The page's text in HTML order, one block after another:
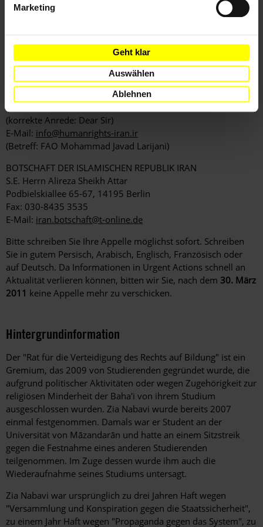
Marketing
Geht klar
Auswählen
Ablehnen
KOPIEN AN
Mohammad Javad Larijani
High Council for Human Rights
[C/o] Office of the Head of the Judiciary
Pasteur St., Vali Asr Ave., south of Serah-e Jomhouri,
IRAN
(korrekte Anrede: Dear Sir)
E-Mail: info@humanrights-iran.ir
(Betreff: FAO Mohammad Javad Larijani)
BOTSCHAFT DER ISLAMISCHEN REPUBLIK IRAN
S.E. Herrn Alireza Sheikh Attar
Podbielskiallee 65-67, 14195 Berlin
Fax: 030-8435 3535
E-Mail: iran.botschaft@t-online.de
Bitte schreiben Sie Ihre Appelle möglichst sofort. Schreiben
Sie in gutem Persisch, Arabisch, Englisch, Französisch oder
auf Deutsch. Da Informationen in Urgent Actions schnell an
Aktualität verlieren können, bitten wir Sie, nach dem 30. März
2011 keine Appelle mehr zu verschicken.
Hintergrundinformation
Hintergrund
Der "Rat für die Verteidigung des Rechts auf Bildung" ist ein
Gremium, das 2009 von Studierenden gegründet wurde, die
aufgrund politischer Aktivitäten oder wegen Zugehörigkeit zur
religiösen Minderheit der Baha'i von ihrem Studium
ausgeschlossen wurden. Zia Nabavi wurde bereits 2007
einmal festgenommen. Damals war er Student an der
Universität von Māzandarān und hatte an einem Sitzstreik
gegen die Festnahme eines anderen Studierenden
teilgenommen. Im Zuge dessen wurde ihm auch die
Wiederaufnahme seines Studiums untersagt.
Zia Nabavi war ursprünglich zu drei Jahren Haft wegen
"Versammlung und Konspiration gegen die Staatssicherheit",
zu einem Jahr Haft wegen "Propaganda gegen das System", zu